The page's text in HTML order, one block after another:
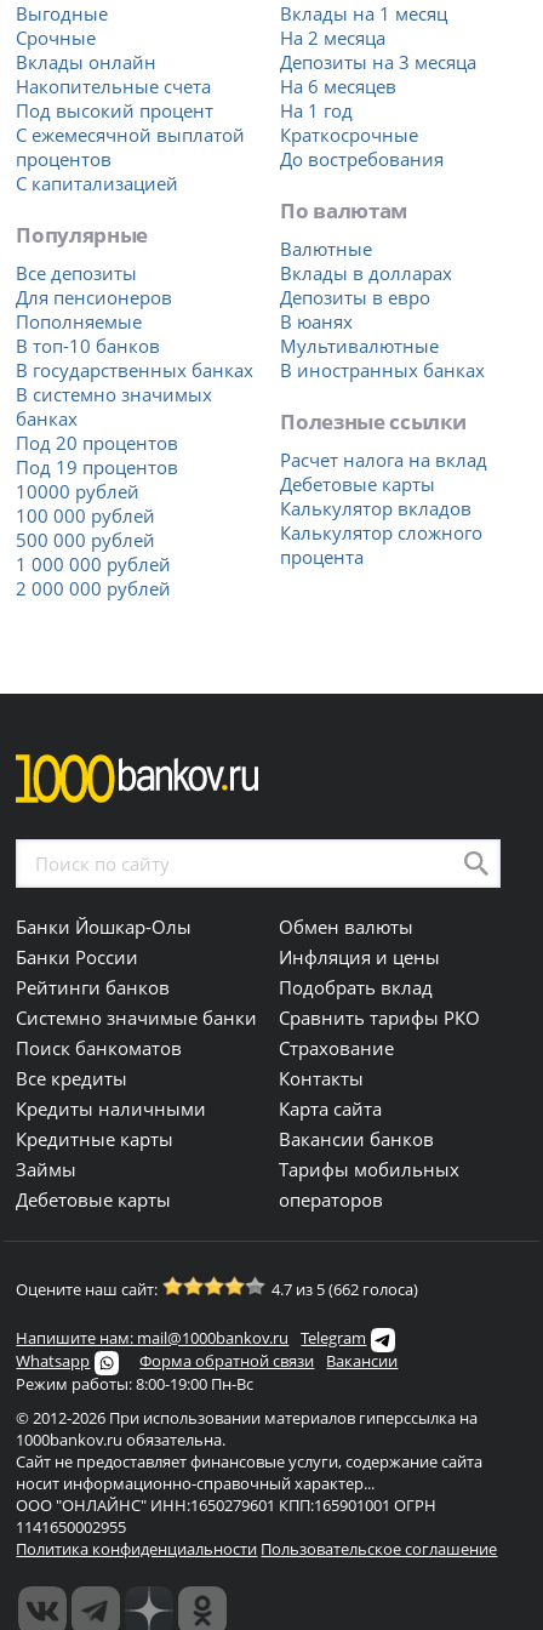
Выгодные
Срочные
Вклады онлайн
Накопительные счета
Под высокий процент
С ежемесячной выплатой
процентов
С капитализацией
Популярные
Все депозиты
Для пенсионеров
Пополняемые
В топ-10 банков
В государственных банках
В системно значимых
банках
Под 20 процентов
Под 19 процентов
10000 рублей
100 000 рублей
500 000 рублей
1 000 000 рублей
2 000 000 рублей
Вклады на 1 месяц
На 2 месяца
Депозиты на 3 месяца
На 6 месяцев
На 1 год
Краткосрочные
До востребования
По валютам
Валютные
Вклады в долларах
Депозиты в евро
В юанях
Мультивалютные
В иностранных банках
Полезные ссылки
Расчет налога на вклад
Дебетовые карты
Калькулятор вкладов
Калькулятор сложного
процента
Банки Йошкар-Олы
Банки России
Рейтинги банков
Системно значимые банки
Поиск банкоматов
Все кредиты
Кредиты наличными
Кредитные карты
Займы
Дебетовые карты
Обмен валюты
Инфляция и цены
Подобрать вклад
Сравнить тарифы РКО
Страхование
Контакты
Карта сайта
Вакансии банков
Тарифы мобильных
операторов
Оцените наш сайт: 4.7 из 5 (662 голоса)
Напишите нам: mail@1000bankov.ru
Telegram
Whatsapp
Форма обратной связи
Вакансии
Режим работы: 8:00-19:00 Пн-Вс
© 2012-2026 При использовании материалов гиперссылка на
1000bankov.ru обязательна.
Сайт не предоставляет финансовые услуги, содержание сайта
носит информационно-справочный характер...
ООО "ОНЛАЙНС" ИНН:1650279601 КПП:165901001 ОГРН
1141650002955
Политика конфиденциальности Пользовательское соглашение